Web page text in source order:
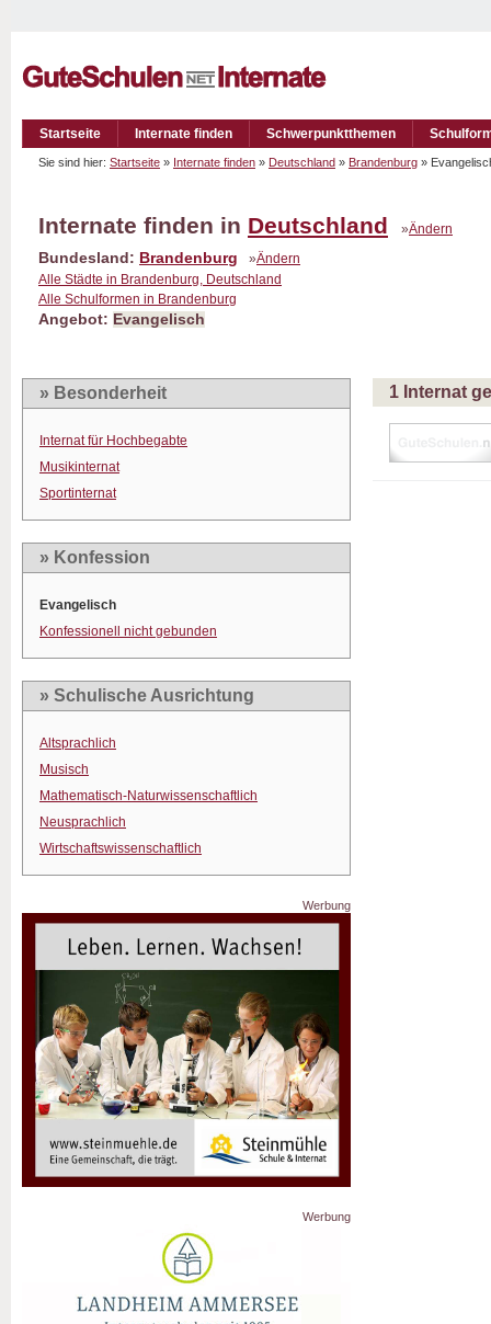
Startseite Internate finden Schwerpunktthemen
Sie sind hier: Startseite » Internate finden » Deutschland » Brandenburg »
Internate finden in Deutschland »Ändern
Bundesland: Brandenburg »Ändern
Alle Städte in Brandenburg, Deutschland
Alle Schulformen in Brandenburg
Angebot: Evangelisch
» Besonderheit
Internat für Hochbegabte
Musikinternat
Sportinternat
» Konfession
Evangelisch
Konfessionell nicht gebunden
» Schulische Ausrichtung
Altsprachlich
Musisch
Mathematisch-Naturwissenschaftlich
Neusprachlich
Wirtschaftswissenschaftlich
Werbung
Werbung
1 Internat